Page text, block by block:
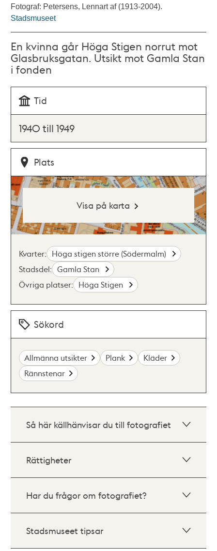
Fotograf: Petersens, Lennart af (1913-2004).
Stadsmuseet
En kvinna går Höga Stigen norrut mot
Glasbruksgatan. Utsikt mot Gamla Stan
i fonden
Tid
1940 till 1949
Plats
Visa på karta
Kvarter: Höga stigen större (Södermalm)
Stadsdel: Gamla Stan
Övriga platser: Höga Stigen
Sökord
Allmänna utsikter Plank
Kläder
Rännstenar
Så här källhänvisar du till fotografiet
Rättigheter
Har du frågor om fotografiet?
Stadsmuseet tipsar